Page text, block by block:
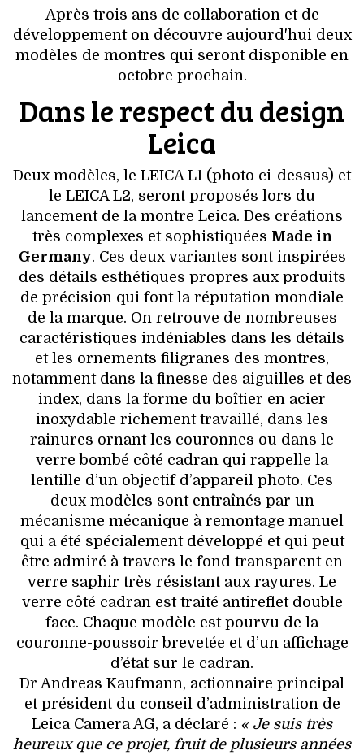
Après trois ans de collaboration et de
développement on découvre aujourd'hui deux
modèles de montres qui seront disponible en
octobre prochain.
Dans le respect du design
Leica
Deux modèles, le LEICA L1 (photo ci-dessus) et
le LEICA L2, seront proposés lors du
lancement de la montre Leica. Des créations
très complexes et sophistiquées Made in
Germany. Ces deux variantes sont inspirées
des détails esthétiques propres aux produits
de précision qui font la réputation mondiale
de la marque. On retrouve de nombreuses
caractéristiques indéniables dans les détails
et les ornements filigranes des montres,
notamment dans la finesse des aiguilles et des
index, dans la forme du boîtier en acier
inoxydable richement travaillé, dans les
rainures ornant les couronnes ou dans le
verre bombé côté cadran qui rappelle la
lentille d’un objectif d’appareil photo. Ces
deux modèles sont entraînés par un
mécanisme mécanique à remontage manuel
qui a été spécialement développé et qui peut
être admiré à travers le fond transparent en
verre saphir très résistant aux rayures. Le
verre côté cadran est traité antireflet double
face. Chaque modèle est pourvu de la
couronne-poussoir brevetée et d’un affichage
d’état sur le cadran.
Dr Andreas Kaufmann, actionnaire principal
et président du conseil d’administration de
Leica Camera AG, a déclaré : « Je suis très
heureux que ce projet, fruit de plusieurs années